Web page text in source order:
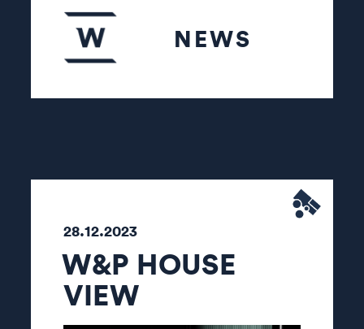
NEWS
28.12.2023
W&P HOUSE
VIEW